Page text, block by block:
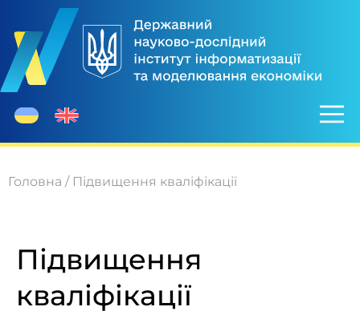
Головна / Підвищення кваліфікації
Підвищення
кваліфікації